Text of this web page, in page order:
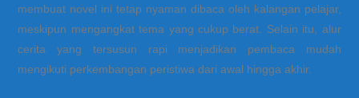
membuat novel ini tetap nyaman dibaca oleh kalangan pelajar,
meskipun mengangkat tema yang cukup berat. Selain itu, alur
cerita yang tersusun rapi menjadikan pembaca mudah
mengikuti perkembangan peristiwa dari awal hingga akhir.